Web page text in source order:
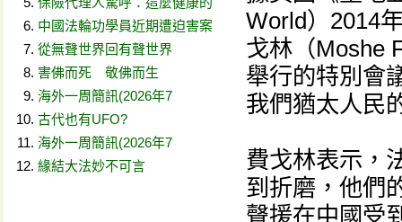
中國法輪功學員近期遭迫害案
從無聲世界回有聲世界
害佛而死 敬佛而生
海外一周簡訊(2026年7
古代也有UFO?
海外一周簡訊(2026年7
緣結大法妙不可言
World）2014
戈林（Moshe
舉行的特別會
我們猶太人民
費戈林表示，
到折磨，他們
聲援在中國受